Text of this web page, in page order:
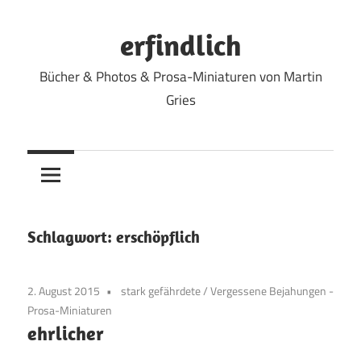
erfindlich
Bücher & Photos & Prosa-Miniaturen von Martin
Gries
Schlagwort: erschöpflich
2. August 2015 stark gefährdete/Vergessene Bejahungen -
Prosa-Miniaturen
ehrlicher